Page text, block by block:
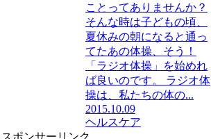
ことってありませんか？
そんな時は子どもの頃、
夏休みの朝になると通っ
てたあの体操、そう！
「ラジオ体操」を始めれ
ば良いのです。 ラジオ体
操は、私たちの体の...
2015.10.09
ヘルスケア
スポンサーリンク